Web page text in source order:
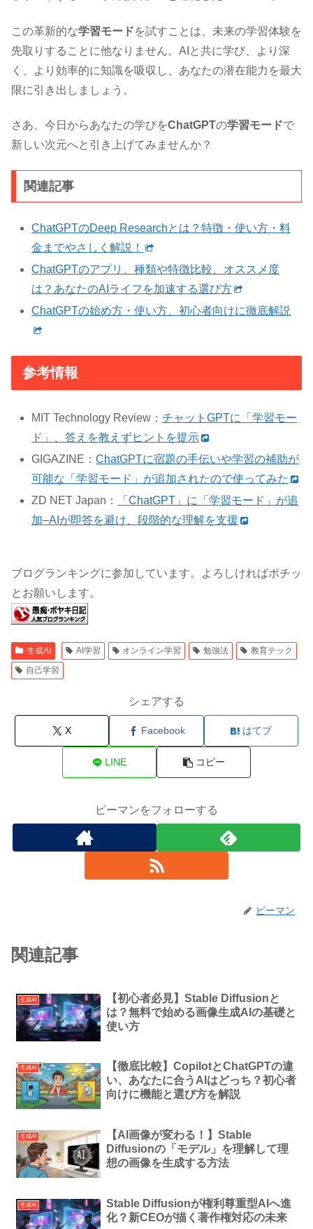
この革新的な学習モードを試すことは、未来の学習体験を
先取りすることに他なりません。AIと共に学び、より深
く、より効率的に知識を吸収し、あなたの潜在能力を最大
限に引き出しましょう。
さあ、今日からあなたの学びをChatGPTの学習モードで
新しい次元へと引き上げてみませんか？
関連記事
ChatGPTのDeep Researchとは？特徴・使い方・料
金までやさしく解説！
ChatGPTのアプリ、種類や特徴比較、オススメ度
は？あなたのAIライフを加速する選び方
ChatGPTの始め方・使い方、初心者向けに徹底解説
参考情報
MIT Technology Review：チャットGPTに「学習モー
ド」、答えを教えずヒントを提示
GIGAZINE：ChatGPTに宿題の手伝いや学習の補助が
可能な「学習モード」が追加されたので使ってみた
ZD NET Japan：
「ChatGPT」に「学習モード」が追
加–AIが即答を避け、段階的な理解を支援
ブログランキングに参加しています。よろしければポチッ
とお願いします。
生成AI AI学習 オンライン学習 勉強法
教育テック
自己学習
シェアする
X Facebook はてブ
LINE コピー
ピーマンをフォローする
ピーマン
関連記事
生成AI
【初心者必見】Stable Diffusionと
は？無料で始める画像生成AIの基礎と
使い方
生成AI
【徹底比較】CopilotとChatGPTの違
い、あなたに合うAIはどっち？初心者
向けに機能と選び方を解説
生成AI
【AI画像が変わる！】Stable
Diffusionの「モデル」を理解して理
想の画像を生成する方法
生成AI
Stable Diffusionが権利尊重型AIへ進
化？新CEOが描く著作権対応の未来